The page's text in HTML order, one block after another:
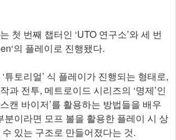
첫 번째 챕터인 ‘UTO 연구소’와 세 번
의 플레이로 진행됐다.
튜토리얼’ 식 플레이가 진행되는 형태로,
과 전투, 메트로이드 시리즈의 ‘명제’인
스캔 바이저’를 활용하는 방법들을 배우
분이라면 모프 볼을 활용한 플레이 시 상
있는 구조로 만들어졌다는 것.